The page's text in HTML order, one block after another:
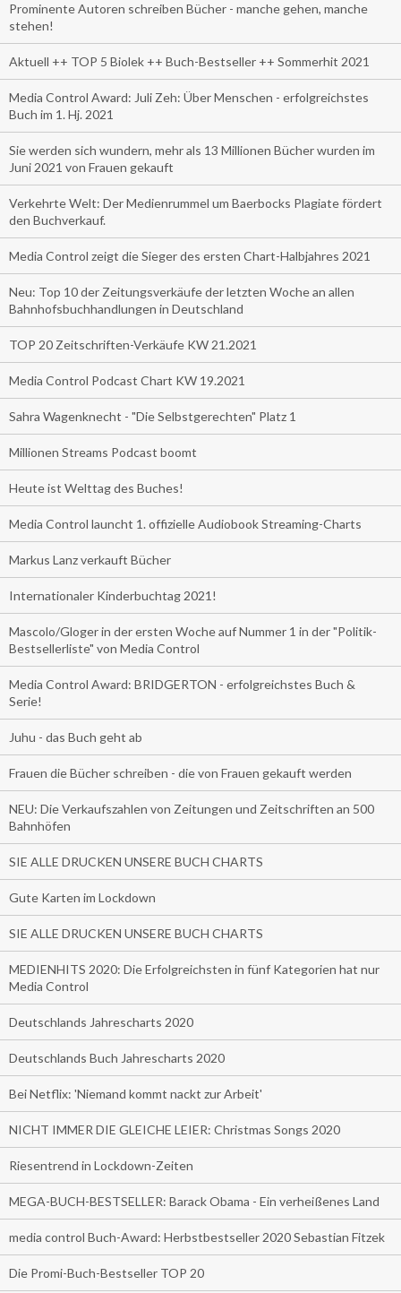
Prominente Autoren schreiben Bücher - manche gehen, manche
stehen!
Aktuell ++ TOP 5 Biolek ++ Buch-Bestseller ++ Sommerhit 2021
Media Control Award: Juli Zeh: Über Menschen - erfolgreichstes
Buch im 1. Hj. 2021
Sie werden sich wundern, mehr als 13 Millionen Bücher wurden im
Juni 2021 von Frauen gekauft
Verkehrte Welt: Der Medienrummel um Baerbocks Plagiate fördert
den Buchverkauf.
Media Control zeigt die Sieger des ersten Chart-Halbjahres 2021
Neu: Top 10 der Zeitungsverkäufe der letzten Woche an allen
Bahnhofsbuchhandlungen in Deutschland
TOP 20 Zeitschriften-Verkäufe KW 21.2021
Media Control Podcast Chart KW 19.2021
Sahra Wagenknecht - "Die Selbstgerechten" Platz 1
Millionen Streams Podcast boomt
Heute ist Welttag des Buches!
Media Control launcht 1. offizielle Audiobook Streaming-Charts
Markus Lanz verkauft Bücher
Internationaler Kinderbuchtag 2021!
Mascolo/Gloger in der ersten Woche auf Nummer 1 in der "Politik-
Bestsellerliste" von Media Control
Media Control Award: BRIDGERTON - erfolgreichstes Buch &
Serie!
Juhu - das Buch geht ab
Frauen die Bücher schreiben - die von Frauen gekauft werden
NEU: Die Verkaufszahlen von Zeitungen und Zeitschriften an 500
Bahnhöfen
SIE ALLE DRUCKEN UNSERE BUCH CHARTS
Gute Karten im Lockdown
SIE ALLE DRUCKEN UNSERE BUCH CHARTS
MEDIENHITS 2020: Die Erfolgreichsten in fünf Kategorien hat nur
Media Control
Deutschlands Jahrescharts 2020
Deutschlands Buch Jahrescharts 2020
Bei Netflix: 'Niemand kommt nackt zur Arbeit'
NICHT IMMER DIE GLEICHE LEIER: Christmas Songs 2020
Riesentrend in Lockdown-Zeiten
MEGA-BUCH-BESTSELLER: Barack Obama - Ein verheißenes Land
media control Buch-Award: Herbstbestseller 2020 Sebastian Fitzek
Die Promi-Buch-Bestseller TOP 20